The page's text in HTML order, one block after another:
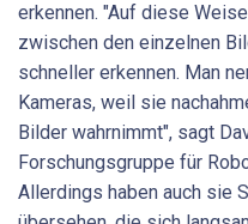
erkennen. "Auf diese
zwischen den einzelnen
schneller erkennen. Man
Kameras, weil sie
Bilder wahrnimmt", sagt
Forschungsgruppe für
Allerdings haben auch sie